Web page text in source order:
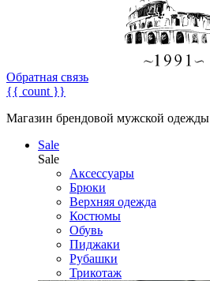
Обратная связь
{{ count }}
Магазин брендовой мужской одежды
Sale
Sale
Аксессуары
Брюки
Верхняя одежда
Костюмы
Обувь
Пиджаки
Рубашки
Трикотаж